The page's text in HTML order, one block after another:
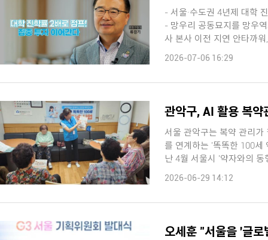
- 서울·수도권 4년제 대학
- 망우리 공동묘지를 망우
사 본사 이전 지연 안타까
2026-07-06 16:29
관악구, AI 활용 복
서울 관악구는 복약 관리가
를 연계하는 '똑똑한 100세 약손
난 4월 서울시 '약자와의
2026-06-29 14:12
오세훈 "서울을 '글